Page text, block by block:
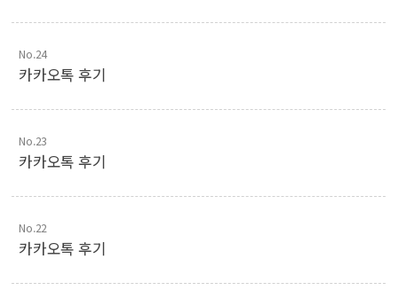
No.24
카카오톡 후기
No.23
카카오톡 후기
No.22
카카오톡 후기